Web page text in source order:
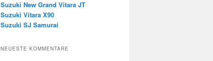
Suzuki New Grand Vitara JT
Suzuki Vitara X90
Suzuki SJ Samurai
NEUESTE KOMMENTARE